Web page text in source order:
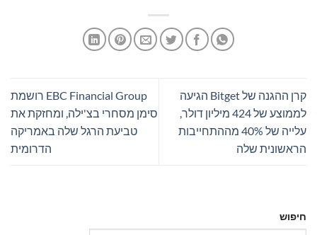
קרן ההגנה של Bitget הגיעה
לממוצע של 424 מיליון דולר,
עלייה של 40% מההתחייבות
הראשונית שלה
EBC Financial Group רושמת
סימן מסחרי בצ'ילה, ומחזקת את
טביעת הרגל שלה באמריקה
הדרומית
חיפוש